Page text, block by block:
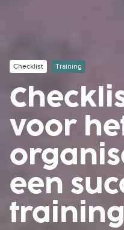
Checklist Training
voor
een
training